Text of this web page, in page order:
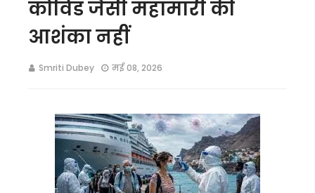
कोविड जैसी महामारी की
आशंका नहीं
Smriti Dubey मई 08, 2026